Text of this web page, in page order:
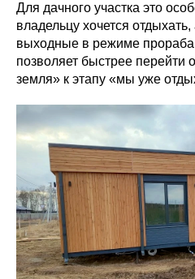
Для дачного участка это
владельцу хочется
выходные в режиме
позволяет быстрее перейти
земля» к этапу «мы уже